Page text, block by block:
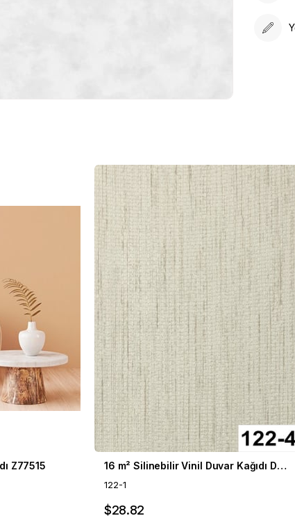
Z77515 16 m² Silinebilir Vinil Duvar Kağıdı DH-122
122-1
$28.82